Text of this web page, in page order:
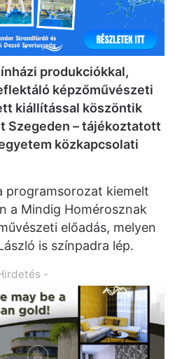
produkciókkal,
képzőművészeti
kiállítással köszöntik
Szegeden – tájékoztatott
közkapcsolati
programsorozat kiemelt
a Mindig Homérosznak
előadás, melyen
is színpadra lép.
-